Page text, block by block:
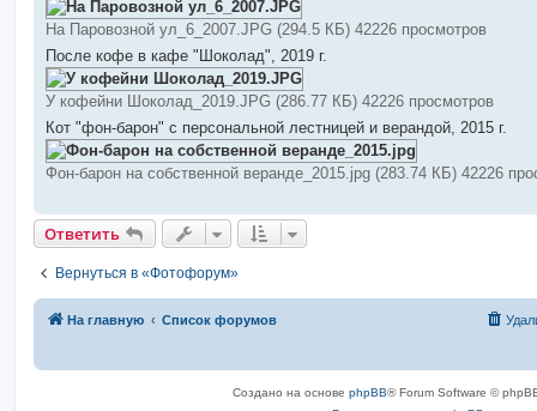
На Паровозной ул_6_2007.JPG (294.5 КБ) 42226 просмотров
После кофе в кафе "Шоколад", 2019 г.
У кофейни Шоколад_2019.JPG (286.77 КБ) 42226 просмотров
Кот "фон-барон" с персональной лестницей и верандой, 2015 г.
Фон-барон на собственной веранде_2015.jpg (283.74 КБ) 42226
Ответить
Вернуться в «Фотофорум»
На главную Список форумов
Создано на основе phpBB® Forum Software ©